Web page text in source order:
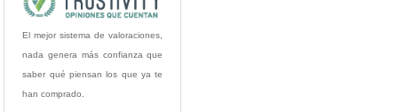
El mejor sistema de valoraciones,
nada genera más confianza que
saber qué piensan los que ya te
han comprado.